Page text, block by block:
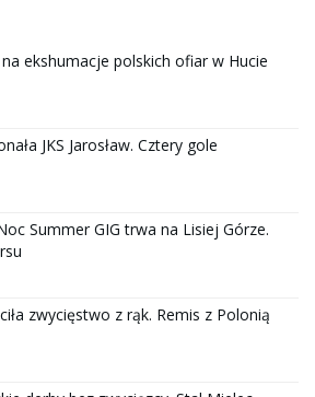
ekshumacje polskich ofiar w Hucie
JKS Jarosław. Cztery gole
Summer GIG trwa na Lisiej Górze.
zwycięstwo z rąk. Remis z Polonią